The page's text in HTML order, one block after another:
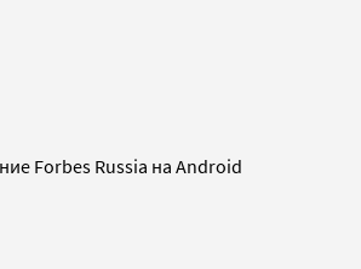
Forbes Russia на Android